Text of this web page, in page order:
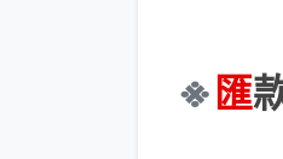
※ 匯